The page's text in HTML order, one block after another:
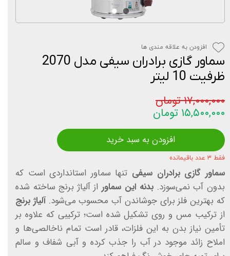
سماور گازی برادران سیفی مدل 2070
ظرفیت 10 لیتر
۱۷,۰۰۰,۰۰۰ تومان
۱۵,۵۰۰,۰۰۰ تومان
فقط ۳ عدد باقیمانده
سماور گازی برادران سیفی تنها سماور استانداردی است که
بدون آب نمی‌سوزد. بدنه این سماوراز آلیاژ برنج ساخته شده
که بهترین فلز برای جوشاندن آب محسوب می‌شود.آلیاژ برنج
از ترکیب مس و روی تشکیل شده است؛ ترکیبی که علاوه بر
تأمین نیاز بدن به این فلزات، قادر است تمام ناخالصی‌ها و
املاح زائد موجود در آب را جذب کرده و آبی شفاف و سالم
افزودن به سبد خرید
افزودن به علاقه مندی ها